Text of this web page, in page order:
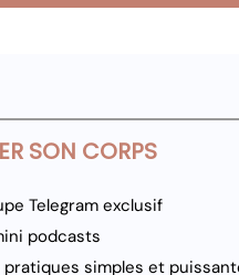
SON CORPS
Telegram exclusif
podcasts
pratiques simples et